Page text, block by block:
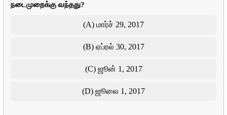
நடைமுறைக்கு வந்தது?
(A) மார்ச் 29, 2017
(B) ஏப்ரல் 30, 2017
(C) ஜூன் 1, 2017
(D) ஜூலை 1, 2017